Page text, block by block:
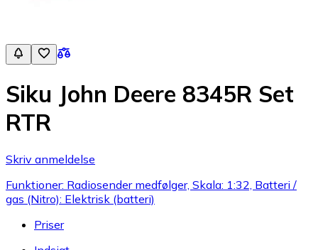
Siku John Deere 8345R Set
RTR
Skriv anmeldelse
Funktioner: Radiosender medfølger, Skala: 1:32, Batteri /
gas (Nitro): Elektrisk (batteri)
Priser